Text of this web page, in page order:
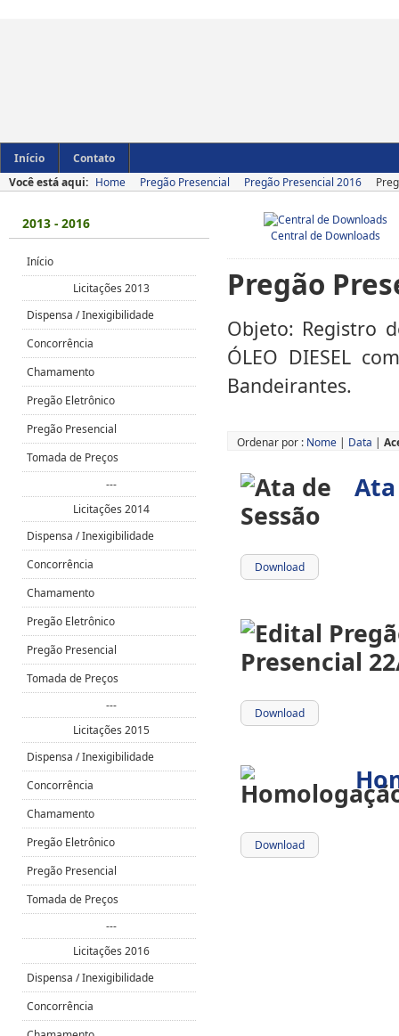
Início
Contato
Você está aqui: Home Pregão Presencial Pregão Presencial 2016
Central de Downloads
Pregão
Objeto: Registro
ÓLEO DIESEL
Bandeirantes.
Ordenar por : Nome | Data |
Ata
Download
Download
Download
2013 - 2016
Início
Licitações 2013
Dispensa / Inexigibilidade
Concorrência
Chamamento
Pregão Eletrônico
Pregão Presencial
Tomada de Preços
---
Licitações 2014
Dispensa / Inexigibilidade
Concorrência
Chamamento
Pregão Eletrônico
Pregão Presencial
Tomada de Preços
---
Licitações 2015
Dispensa / Inexigibilidade
Concorrência
Chamamento
Pregão Eletrônico
Pregão Presencial
Tomada de Preços
---
Licitações 2016
Dispensa / Inexigibilidade
Concorrência